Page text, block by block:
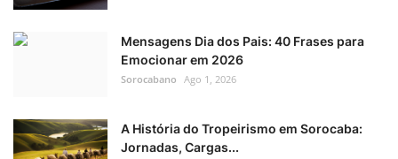
Mensagens Dia dos Pais: 40 Frases para
Emocionar em 2026
Sorocabano Ago 1, 2026
A História do Tropeirismo em Sorocaba:
Jornadas, Cargas...